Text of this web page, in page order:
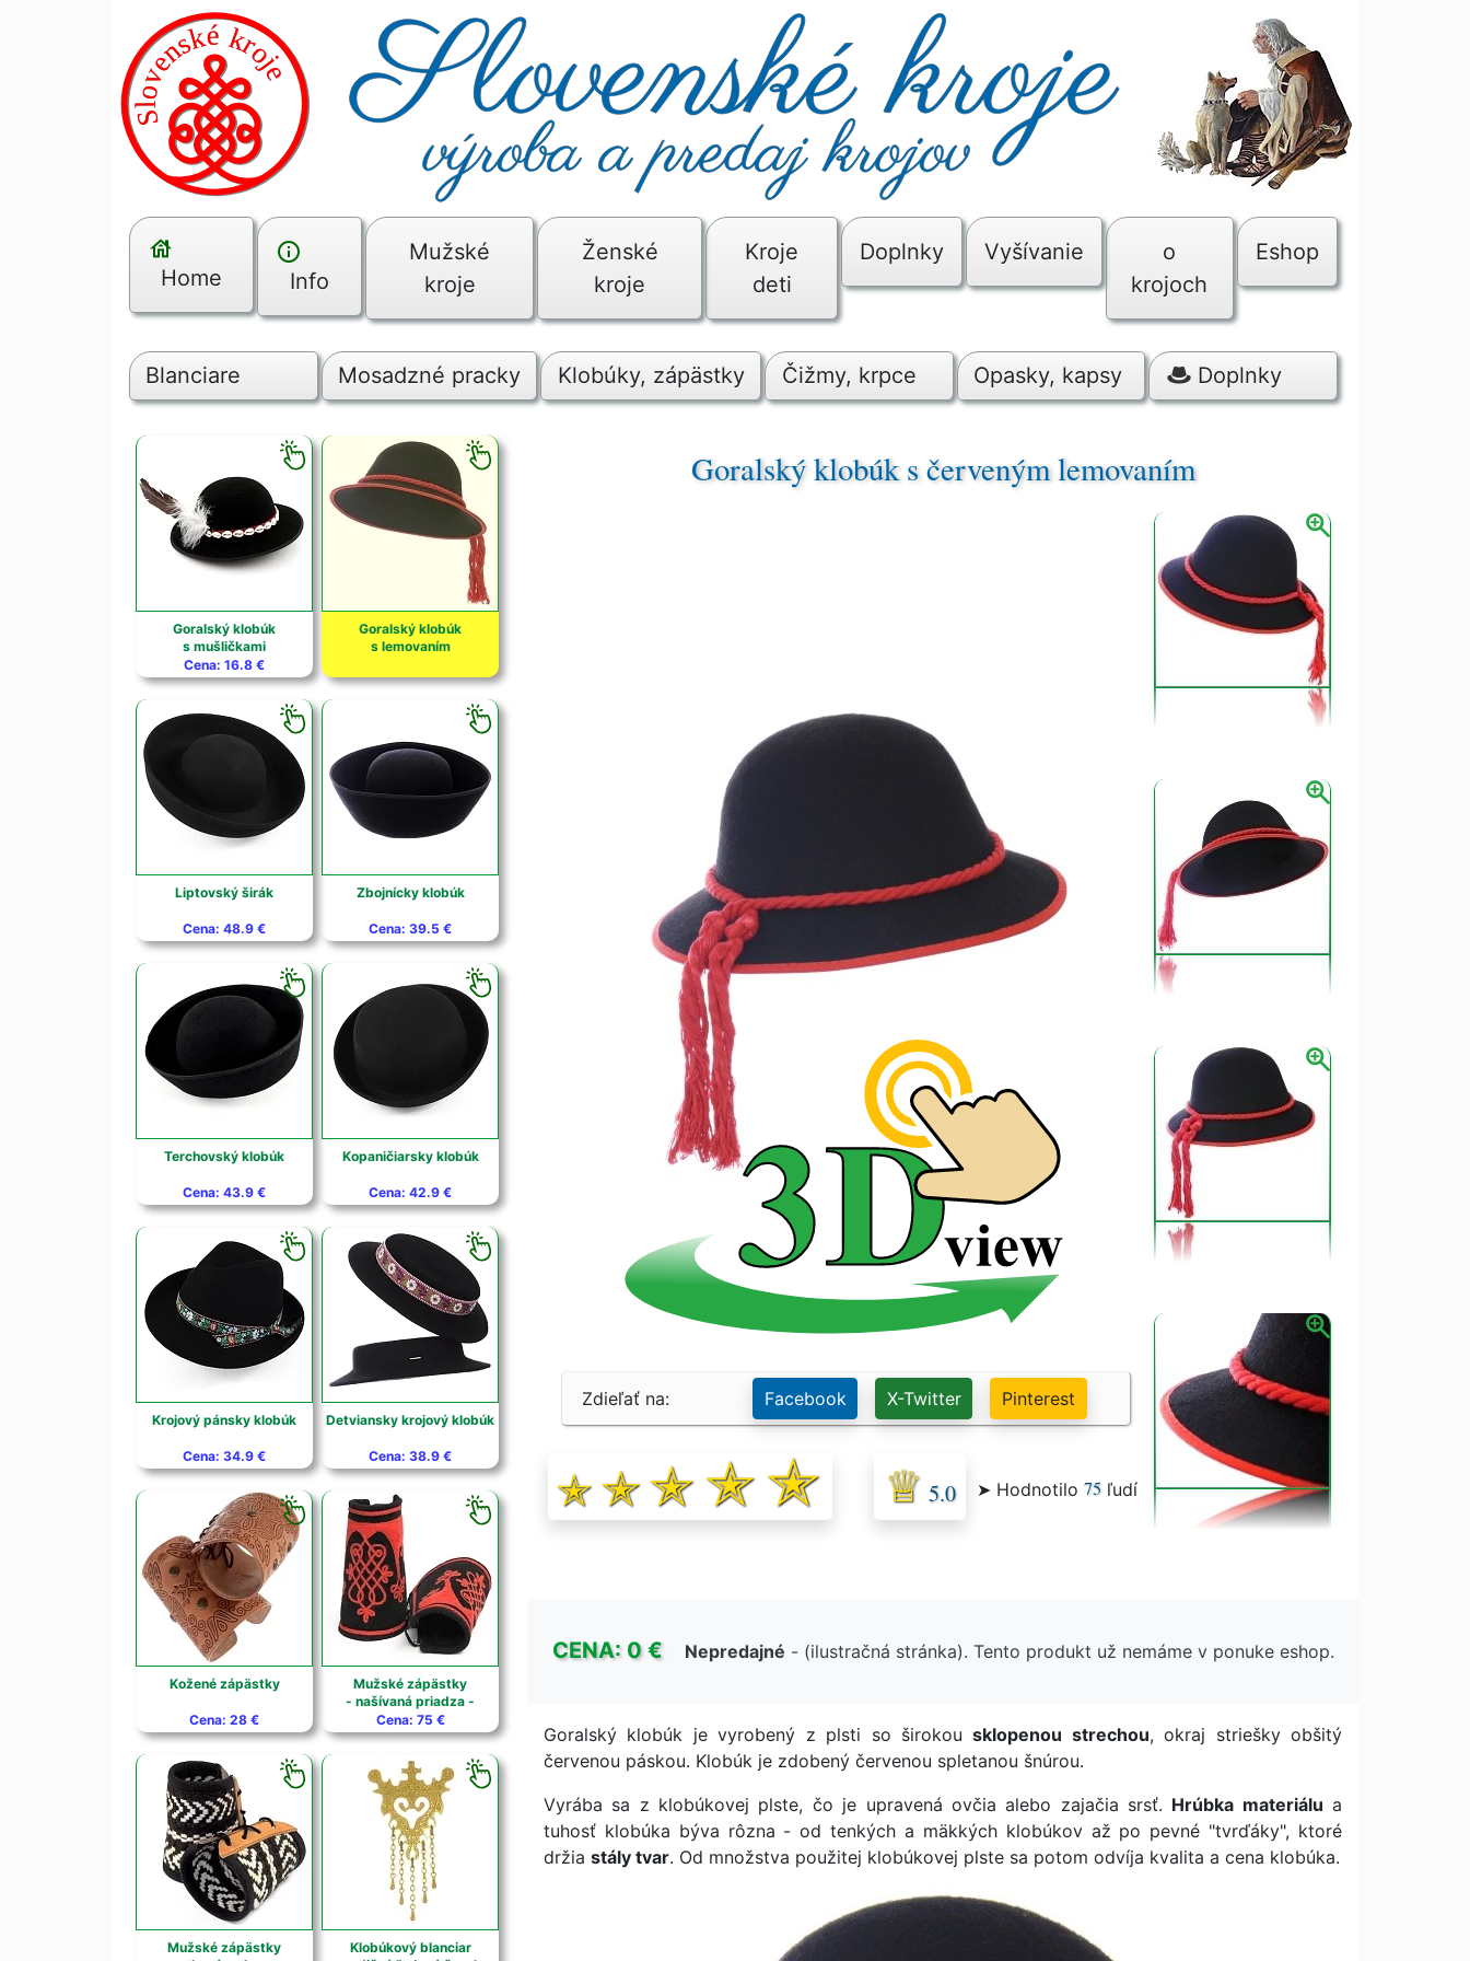
Home Info
Mužské
kroje
Ženské
kroje
Kroje
deti
Doplnky Vyšívanie
o
krojoch
Eshop
Blanciare Mosadzné pracky Klobúky, zápästky Čižmy, krpce Opasky, kapsy Doplnky
Goralský klobúk
s mušličkami
Cena: 16.8 €
Goralský klobúk
s lemovaním
Liptovský širák
Cena: 48.9 €
Zbojnícky klobúk
Cena: 39.5 €
Terchovský klobúk
Cena: 43.9 €
Kopaničiarsky klobúk
Cena: 42.9 €
Krojový pánsky klobúk
Cena: 34.9 €
Detviansky krojový klobúk
Cena: 38.9 €
Kožené zápästky
Cena: 28 €
Mužské zápästky
- našívaná priadza -
Cena: 75 €
Mužské zápästky
Klobúkový blanciar
Goralský klobúk s červeným lemovaním
To, čo sa nám zachovalo z tradičného oblečenia do súčasného obdobia, je výsledkom
Pôvodný odev plnil len ochrannú funkciu. V priebehu stáročí sa menil v závislosti od charakteru
Ľudové oblečenie bolo časom doplnené o príležitostné odevy - sviatočné a obradové.
Od konca 17. storočia sa pri zdobení začala používať aj výšivka. Rozvojom priemyslu a obchodu
sa v 18. storočí zvýšila dostupnosť farebných vyšivacích nití - bavlnených, ale aj hodvábnych.
Územné členenie a ľudový kroj.
Územím Slovenska prechádza rozhranie dvoch kultúrnych oblastí Európy - nížinnej Panónskej
panvy a horskej oblasti Karpát. Preto sa základné typy slovenského ľudového odevu v
posledných dvoch storočiach sformovali do charakteristických celkov - nížinnej a horskej
Medzi oboma oblasťami neexistuje jednoznačná hranica. Nížinnú oblasť spája široké pásmo
prechodných foriem kultúry juhovýchodnej Moravy, východného Rakúska, Maďarska, bývalej
severnej Juhoslávie a západného Rumunska. Horskú oblasť spája Slovensko s odevom
severovýchodnej Moravy, južného Poľska, západnej Ukrajiny a severného a východného
Rumunska. V celom komplexe do popredia vystupujú spoločné karpatské prvky.
Sviatočný kroj.
Kroje ( tak ako ich poznáme dnes) možno prirovnať k sviatočným ľudovým odevom z 19.
storočia. Skladajú sa z rovnakých odevných súčastí ako pracovné odevy, ale sú obohatené
rôznymi doplnkami a zdobením.
Národný odev a národný kroj.
Termíny "národný odev a národný kroj" sa pre ľudové oblečenie vo funkcii scénického odevu
začali používať až koncom 19. storočia. Krátko po 2.svetovej vojne vznikla potreba ušiť odevy
pre ľudové umelecké kolektívy a folklórne súbory ( v snahe o zachovanie kultúrnych tradícií ) .
Garantom mapovania ľudových odevov na Slovensku bol Etnografický ústav Slovenského
národného múzea a výrobcom krojov sa stal ÚĽUV (Ústredie ľudovej umeleckej výroby).
Vznikali celé kolekcie odevov určené pre javiskové scénické predstavenia, ktoré prevzali názov
"ľudový kroj".
Zdieľať na: Facebook X-Twitter Pinterest
5.0 ➤ Hodnotilo75 ľudí
CENA: 0 € Nepredajné - (ilustračná stránka). Tento produkt už nemáme v ponuke eshop.
Goralský klobúk je vyrobený z plsti so širokousklopenou strechou, okraj striešky obšitý
červenou páskou. Klobúk je zdobený červenou spletanou šnúrou.
Vyrába sa z klobúkovej plste, čo je upravená ovčia alebo zajačia srsť. Hrúbka materiálu a
tuhosť klobúka býva rôzna - od tenkých a mäkkých klobúkov až po pevné "tvrďáky", ktoré
držia stály tvar. Od množstva použitej klobúkovej plste sa potom odvíja kvalita a cena klobúka.